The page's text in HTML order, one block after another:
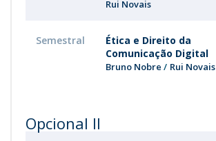
Rui Novais
Semestral
Ética e Direito da
Comunicação Digital
Bruno Nobre Rui Novais
Opcional II